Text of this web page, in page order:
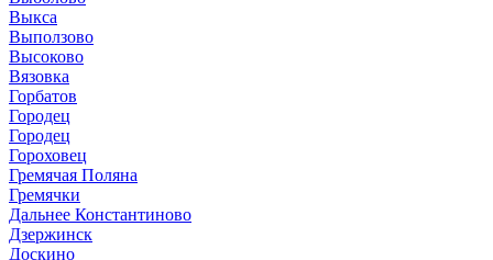
Выкса
Выползово
Высоково
Вязовка
Горбатов
Городец
Городец
Гороховец
Гремячая Поляна
Гремячки
Дальнее Константиново
Дзержинск
Доскино